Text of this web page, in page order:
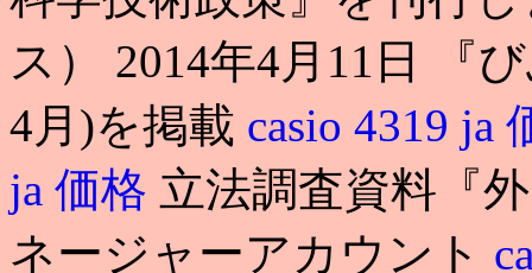
ス） 2014年4月11日 『
4月)を掲載 casio 4319 ja
ja 価格 立法調査資料『
ネージャーアカウント